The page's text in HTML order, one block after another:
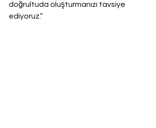
doğrultuda oluşturmanızı tavsiye
ediyoruz.”